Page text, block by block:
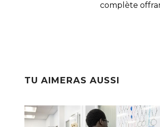
complète
TU AIMERAS AUSSI